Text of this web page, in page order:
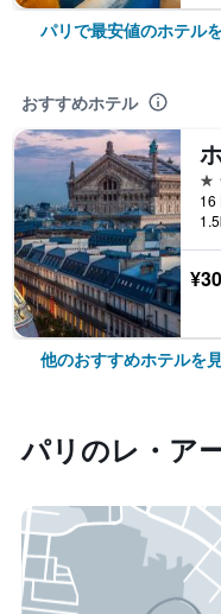
パリで最安値のホテル
おすすめホテル
4
他のおすすめホテルを
パリ​のレ・ア